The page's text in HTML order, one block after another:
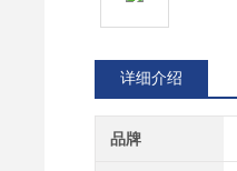
详细介绍
品牌